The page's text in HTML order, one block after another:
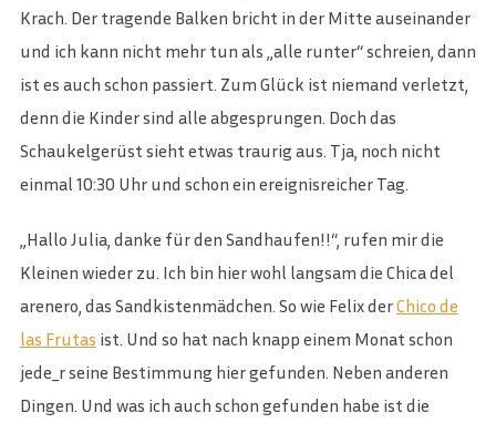
Krach. Der tragende Balken bricht in der Mitte auseinander
und ich kann nicht mehr tun als „alle runter“ schreien, dann
ist es auch schon passiert. Zum Glück ist niemand verletzt,
denn die Kinder sind alle abgesprungen. Doch das
Schaukelgerüst sieht etwas traurig aus. Tja, noch nicht
einmal 10:30 Uhr und schon ein ereignisreicher Tag.
„Hallo Julia, danke für den Sandhaufen!!“, rufen mir die
Kleinen wieder zu. Ich bin hier wohl langsam die Chica del
arenero, das Sandkistenmädchen. So wie Felix derChico de
las Frutas ist. Und so hat nach knapp einem Monat schon
jede_r seine Bestimmung hier gefunden. Neben anderen
Dingen. Und was ich auch schon gefunden habe ist die